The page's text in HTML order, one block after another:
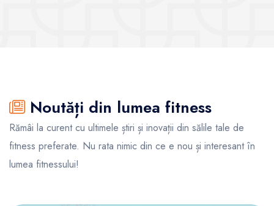
Noutăți din lumea fitness
Rămâi la curent cu ultimele știri și inovații din sălile tale de
fitness preferate. Nu rata nimic din ce e nou și interesant în
lumea fitnessului!